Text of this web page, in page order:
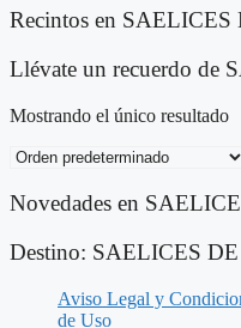
Recintos en
Llévate un recuerdo de
Mostrando el único resultado
Novedades en
Destino: SAELICES
Aviso Legal y
de Uso